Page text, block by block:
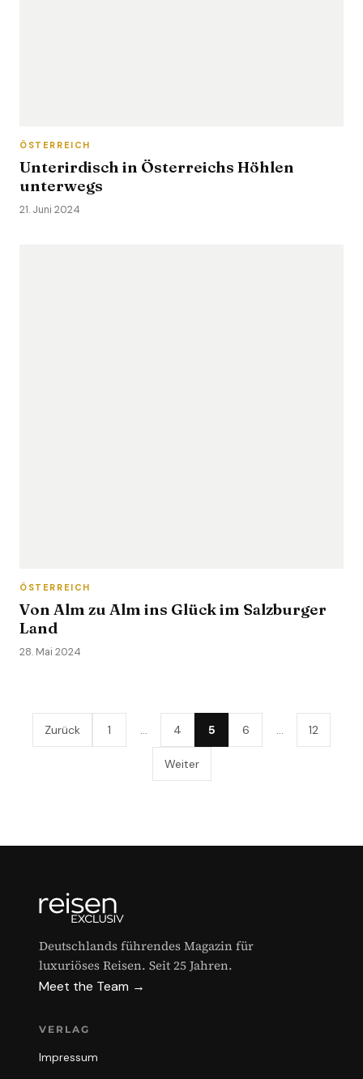
ÖSTERREICH
Unterirdisch in Österreichs Höhlen
unterwegs
21. Juni 2024
ÖSTERREICH
Von Alm zu Alm ins Glück im Salzburger
Land
28. Mai 2024
Zurück 1 4 5 6 12
Weiter
Deutschlands führendes Magazin für
luxuriöses Reisen. Seit 25 Jahren.
Meet the Team →
VERLAG
Impressum